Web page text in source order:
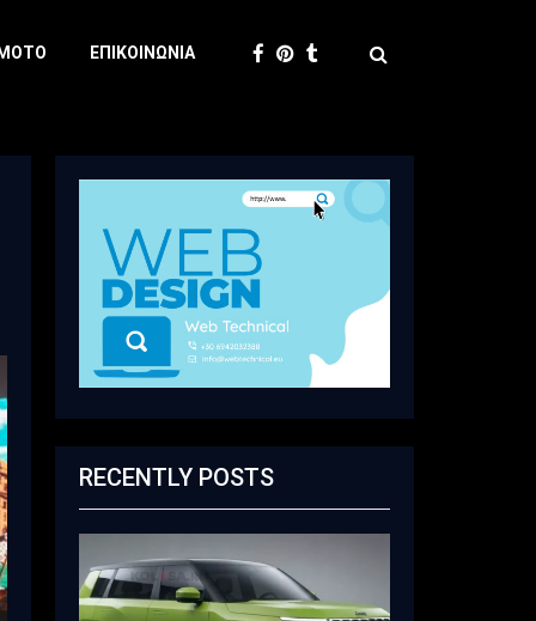
ΕΠΙΚΟΙΝΩΝΊΑ
RECENTLY POSTS